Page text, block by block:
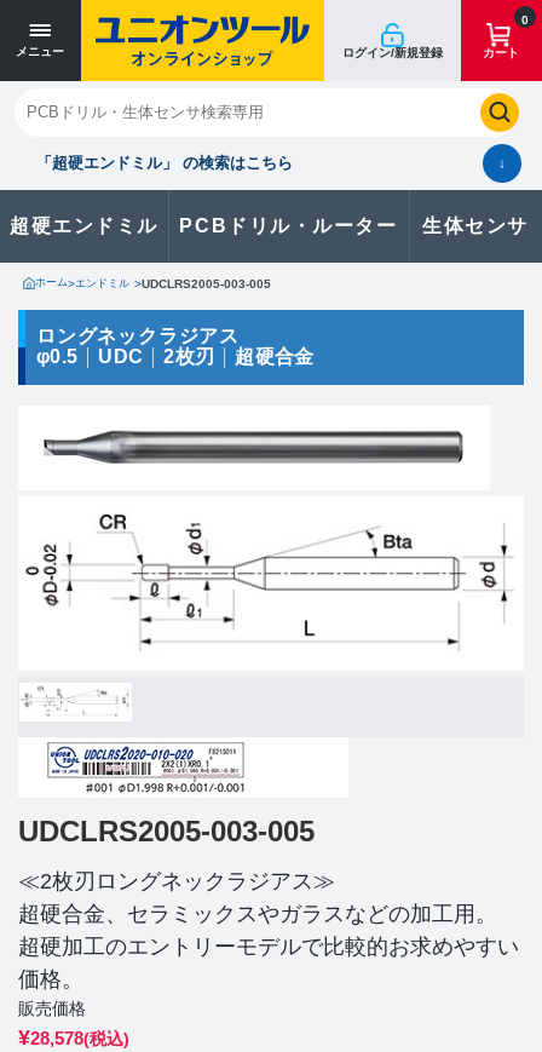
メニュー ログイン/新規登録
0
カート
「超硬エンドミル」 の検索はこちら ↓
超硬エンドミル PCBドリル・ルーター 生体センサ
閉じる
お気に入り クイックオーダー 購入履歴
製品に関するお問い合わせはこちら
お問い合わせ
カタログ一覧
ホーム>エンドミル >UDCLRS2005-003-005
ロングネックラジアス
φ0.5
UDC 2枚刃 超硬合金
UDCLRS2005-003-005
≪2枚刃ロングネックラジアス≫
超硬合金、セラミックスやガラスなどの加工用。
超硬加工のエントリーモデルで比較的お求めやすい
価格。
販売価格
¥28,578(税込)
寸法単位 [mm]
寸法単位 [mm]